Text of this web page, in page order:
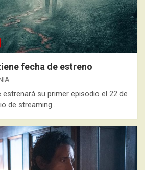
fecha de estreno
estrenará su primer episodio el 22 de
de streaming…